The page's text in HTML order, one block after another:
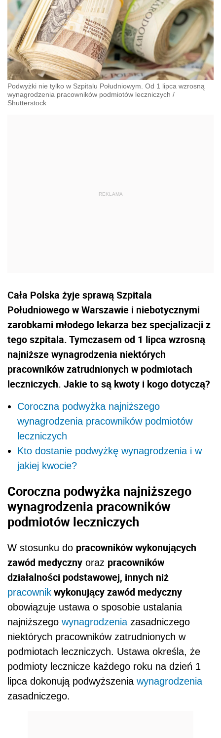
Podwyżki nie tylko w Szpitalu Południowym. Od 1 lipca wzrosną
wynagrodzenia pracowników podmiotów leczniczych /
Shutterstock
Cała Polska żyje sprawą Szpitala
Południowego w Warszawie i niebotycznymi
zarobkami młodego lekarza bez specjalizacji z
tego szpitala. Tymczasem od 1 lipca wzrosną
najniższe wynagrodzenia niektórych
pracowników zatrudnionych w podmiotach
leczniczych. Jakie to są kwoty i kogo dotyczą?
Coroczna podwyżka najniższego
wynagrodzenia pracowników podmiotów
leczniczych
Kto dostanie podwyżkę wynagrodzenia i w
jakiej kwocie?
Coroczna podwyżka najniższego
wynagrodzenia pracowników
podmiotów leczniczych
W stosunku do pracowników wykonujących
zawód medyczny oraz pracowników
działalności podstawowej, innych niż
pracownik wykonujący zawód medyczny
obowiązuje ustawa o sposobie ustalania
najniższego wynagrodzenia zasadniczego
niektórych pracowników zatrudnionych w
podmiotach leczniczych. Ustawa określa, że
podmioty lecznicze każdego roku na dzień 1
lipca dokonują podwyższenia wynagrodzenia
zasadniczego.